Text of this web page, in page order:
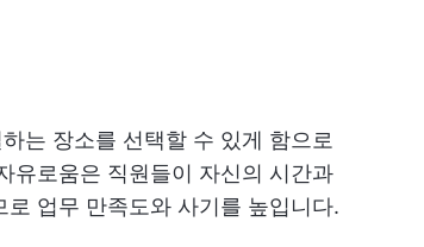
는 장소를 선택할 수 있게 함으로
유로움은 직원들이 자신의 시간과
업무 만족도와 사기를 높입니다.